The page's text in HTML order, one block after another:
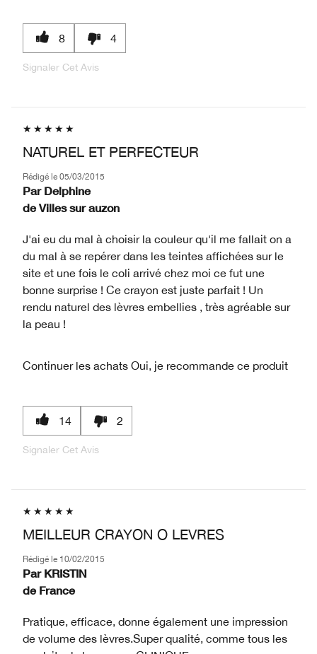
8 4
Signaler Cet Avis
NATUREL ET PERFECTEUR
Rédigé le 05/03/2015
Par Delphine
de Villes sur auzon
J'ai eu du mal à choisir la couleur qu'il me fallait on a
du mal à se repérer dans les teintes affichées sur le
site et une fois le coli arrivé chez moi ce fut une
bonne surprise ! Ce crayon est juste parfait ! Un
rendu naturel des lèvres embellies , très agréable sur
la peau !
Continuer les achats Oui, je recommande ce produit
14 2
Signaler Cet Avis
MEILLEUR CRAYON O LEVRES
Rédigé le 10/02/2015
Par KRISTIN
de France
Pratique, efficace, donne également une impression
de volume des lèvres.Super qualité, comme tous les